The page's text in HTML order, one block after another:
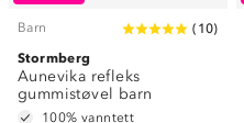
Barn ( 10)
Stormberg
Aunevika refleks
gummistøvel barn
100% vanntett